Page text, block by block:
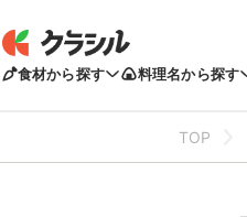
食材から探す 料理名から探す
TOP